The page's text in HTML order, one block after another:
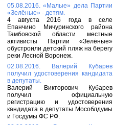
05.08.2016. «Малые» дела Партии
«Зелёные» - детям.
4 августа 2016 года в селе
Епанчино Мичуринского района
Тамбовской области местные
активисты Партии «Зелёные»
обустроили детский пляж на берегу
реки Лесной Воронеж.
02.08.2016. Валерий Кубарев
получил удостоверения кандидата
в депутаты.
Валерий Викторович Кубарев
получил официальную
регистрацию и удостоверения
кандидата в депутаты Мособлдумы
и Госдумы ФС РФ.